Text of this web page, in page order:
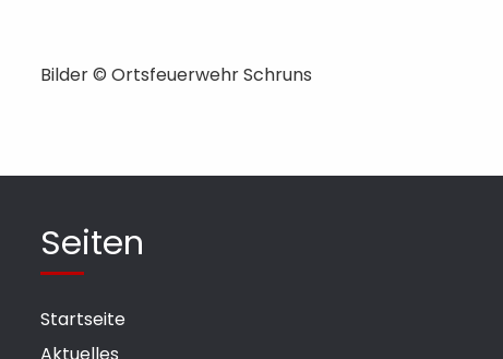
Bilder © Ortsfeuerwehr Schruns
Seiten
Startseite